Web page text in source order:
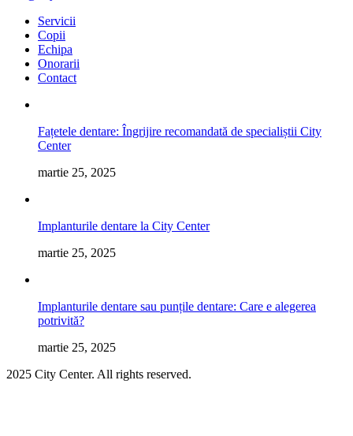
Servicii
Copii
Echipa
Onorarii
Contact
Fațetele dentare: Îngrijire recomandată de specialiștii City
Center
martie 25, 2025
Implanturile dentare la City Center
martie 25, 2025
Implanturile dentare sau punțile dentare: Care e alegerea
potrivită?
martie 25, 2025
2025 City Center. All rights reserved.